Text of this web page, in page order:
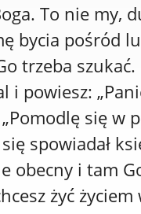
To nie my,
bycia pośród
trzeba
i powiesz:
się
spowiadał
obecny i tam
żyć